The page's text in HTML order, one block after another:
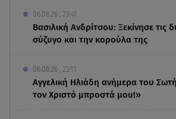
06.08.26 , 23:41
Βασιλική Ανδρίτσου: Ξεκίνησε τις
σύζυγο και την κορούλα της
06.08.26 , 23:11
Αγγελική Ηλιάδη ανήμερα του
τον Χριστό μπροστά μου!»